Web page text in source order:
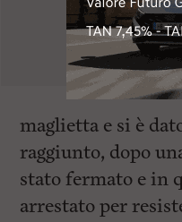
maglietta e si è
raggiunto, dopo
stato fermato e in
arrestato per